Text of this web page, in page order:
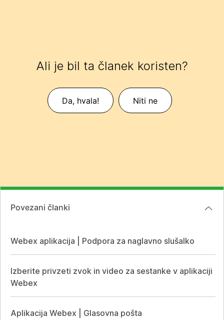
Ali je bil ta članek koristen?
Da, hvala! Niti ne
Povezani članki
Webex aplikacija | Podpora za naglavno slušalko
Izberite privzeti zvok in video za sestanke v aplikaciji
Webex
Aplikacija Webex | Glasovna pošta